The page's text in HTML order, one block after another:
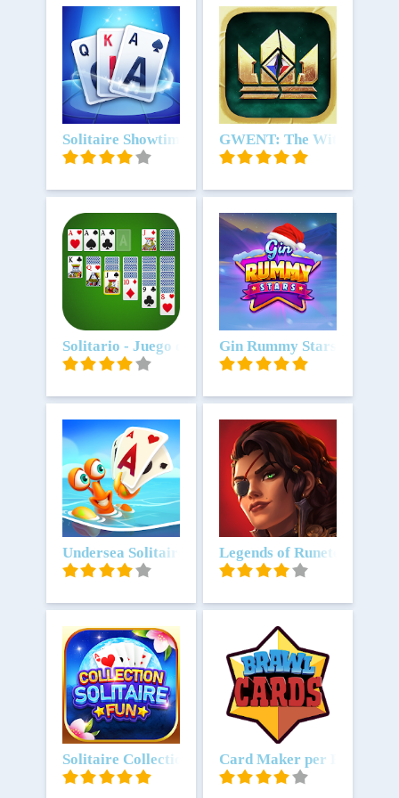
Scarica
Solitaire Showtime Scarica
GWENT: The Witcher
Scarica
Solitario - Juego de CartasScarica
Gin Rummy Stars - Naipes
Scarica
Undersea Solitaire Tripeaks
Scarica
Legends of Runeterra
Scarica
Solitaire Collection Fun Scarica
Card Maker per Brawl